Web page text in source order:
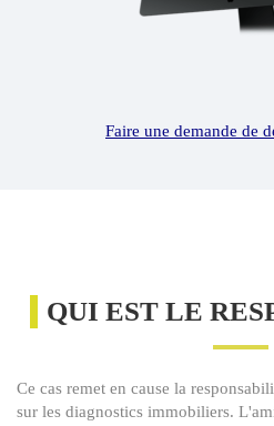
Faire une demande de
QUI EST LE
Ce cas remet en cause la
sur les diagnostics immobiliers.